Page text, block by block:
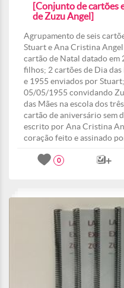
[Conjunto de cartões
de Zuzu Angel]
Agrupamento de seis
Stuart e Ana Cristina
cartão de Natal datado
filhos; 2 cartões de Dia
e 1955 enviados por
05/05/1955 convidando
das Mães na escola dos
cartão de aniversário sem
escrito por Ana Cristina
coração feito e assinado
0